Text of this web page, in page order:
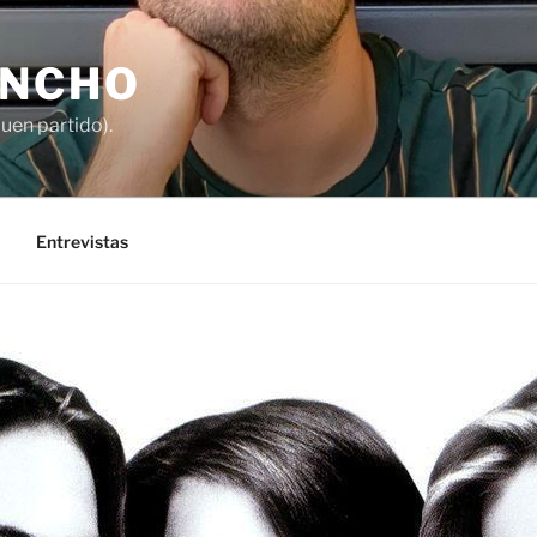
partido).
Entrevistas